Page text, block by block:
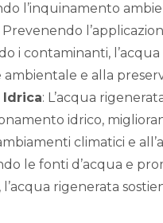
l’inquinamento
Prevenendo
i contaminanti,
e alla
Idrica: L’acqua
idrico,
climatici e
le fonti d’acqua e
l’acqua rigenerata